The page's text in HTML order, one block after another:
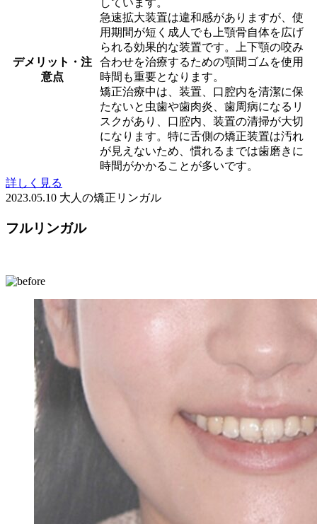
デメリット・注
意点
しています。
急速拡大装置は違和感がありますが、使
用期間が短く成人でも上顎骨自体を広げ
られる効果的な装置です。上下顎の咬み
合わせを治療するための顎間ゴムを使用
時間も重要となります。
矯正治療中は、装置、口腔内を清潔に保
たないと虫歯や歯肉炎、歯周病になるリ
スクがあり、口腔内、装置の清掃が大切
になります。特に舌側の矯正装置は汚れ
が見えないため、慣れるまでは歯磨きに
時間がかかることが多いです。
詳しく見る
2023.05.10 大人の矯正 リンガル
フルリンガル